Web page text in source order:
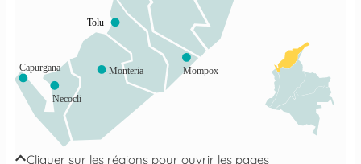
Monteria
Necocli
Mompox
Capurgana
Tolu
Cliquer sur les régions pour ouvrir les pages